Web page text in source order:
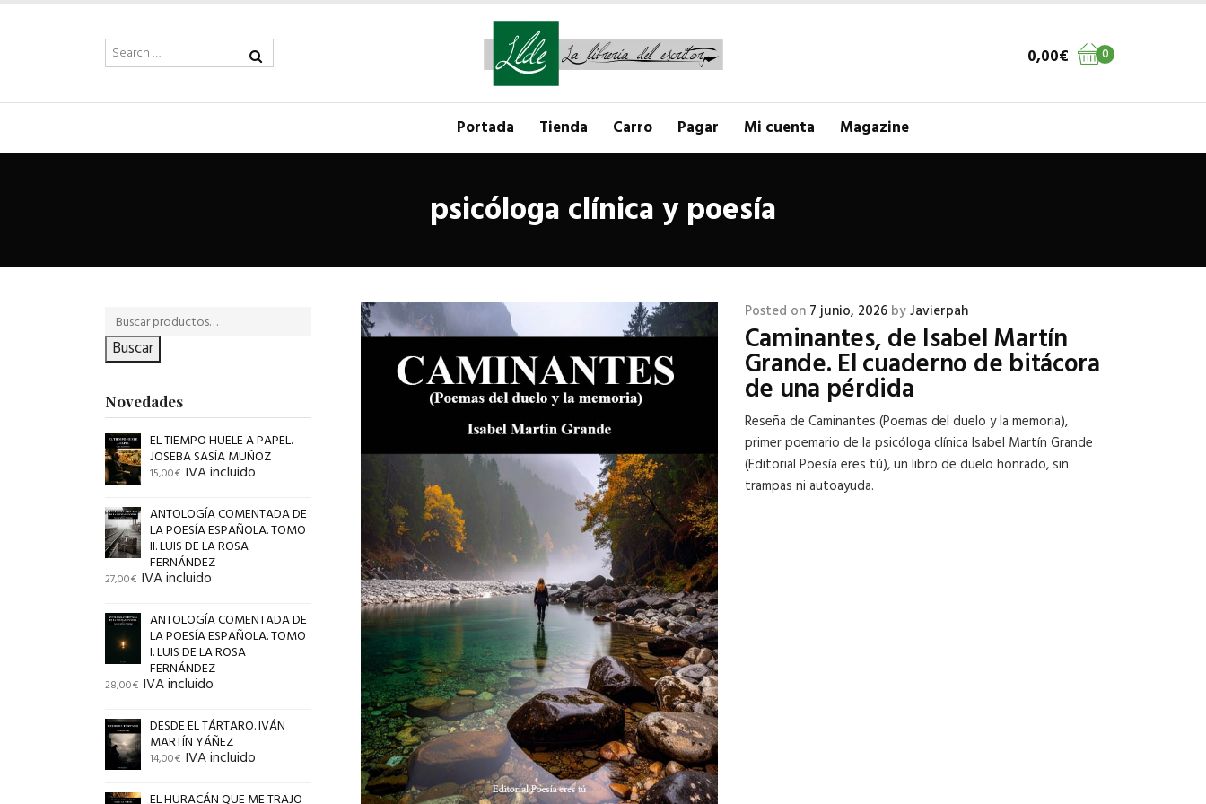
0
0,00€
Portada Tienda Carro Pagar Mi cuenta Magazine
psicóloga clínica y poesía
Posted on 7 junio, 2026byJavierpah
Caminantes, de Isabel Martín
Grande. El cuaderno de bitácora
de una pérdida
Reseña de Caminantes (Poemas del duelo y la memoria),
primer poemario de la psicóloga clínica Isabel Martín Grande
(Editorial Poesía eres tú), un libro de duelo honrado, sin
trampas ni autoayuda.
Buscar
Novedades
EL TIEMPO HUELE A PAPEL.
JOSEBA SASÍA MUÑOZ
15,00€ IVA incluido
ANTOLOGÍA COMENTADA DE
LA POESÍA ESPAÑOLA. TOMO
II. LUIS DE LA ROSA
FERNÁNDEZ
27,00€ IVA incluido
ANTOLOGÍA COMENTADA DE
LA POESÍA ESPAÑOLA. TOMO
I. LUIS DE LA ROSA
FERNÁNDEZ
28,00€ IVA incluido
DESDE EL TÁRTARO. IVÁN
MARTÍN YÁÑEZ
14,00€ IVA incluido